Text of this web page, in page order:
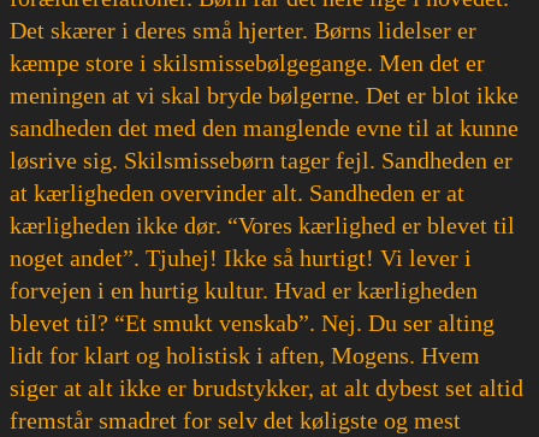
Det skærer i deres små hjerter. Børns lidelser er
kæmpe store i skilsmissebølgegange. Men det er
meningen at vi skal bryde bølgerne. Det er blot ikke
sandheden det med den manglende evne til at kunne
løsrive sig. Skilsmissebørn tager fejl. Sandheden er
at kærligheden overvinder alt. Sandheden er at
kærligheden ikke dør. “Vores kærlighed er blevet til
noget andet”. Tjuhej! Ikke så hurtigt! Vi lever i
forvejen i en hurtig kultur. Hvad er kærligheden
blevet til? “Et smukt venskab”. Nej. Du ser alting
lidt for klart og holistisk i aften, Mogens. Hvem
siger at alt ikke er brudstykker, at alt dybest set altid
fremstår smadret for selv det køligste og mest